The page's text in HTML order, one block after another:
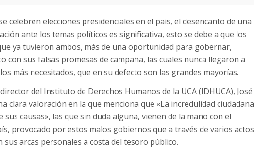
celebren elecciones presidenciales en el país, el desencanto de una
ante los temas políticos es significativa, esto se debe a que los
ya tuvieron ambos, más de una oportunidad para gobernar,
con sus falsas promesas de campaña, las cuales nunca llegaron a
más necesitados, que en su defecto son las grandes mayorías.
del Instituto de Derechos Humanos de la UCA (IDHUCA), José
clara valoración en la que menciona que «La incredulidad ciudadana
causas», las que sin duda alguna, vienen de la mano con el
provocado por estos malos gobiernos que a través de varios actos
sus arcas personales a costa del tesoro público.